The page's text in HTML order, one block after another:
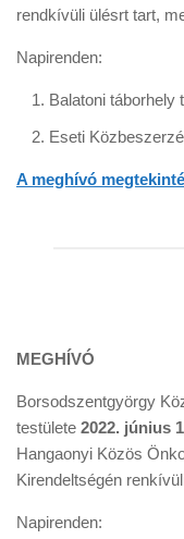
rendkívüli ülésrt tart,
Napirenden:
Balatoni táborhely
Eseti
A meghívó
MEGHÍVÓ
Borsodszentgyörgy
testülete 2022. június
Hangaonyi Közös
Kirendeltségén
Napirenden: